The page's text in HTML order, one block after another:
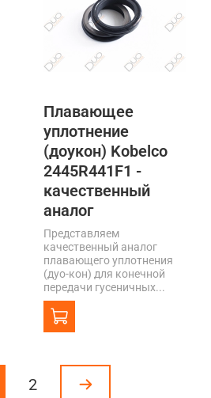
Плавающее
уплотнение
(доукон) Kobelco
2445R441F1 -
качественный
аналог
Представляем
качественный аналог
плавающего уплотнения
(дуо-кон) для конечной
передачи гусеничных...
2